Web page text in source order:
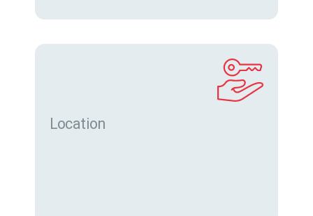
Location